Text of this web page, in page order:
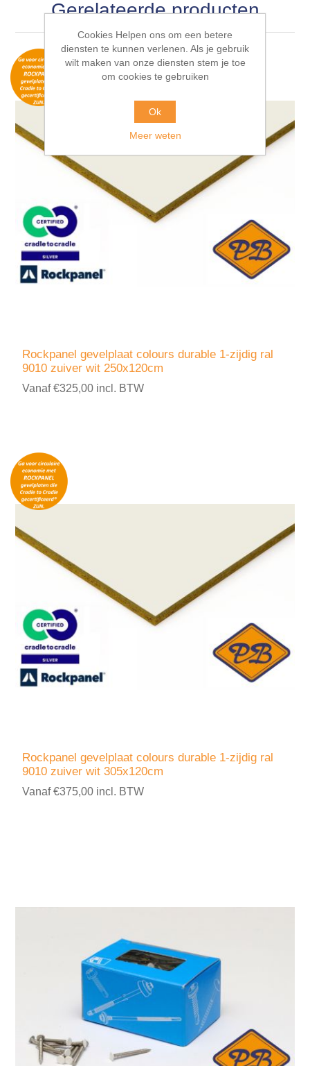
Gerelateerde producten
Rockpanel gevelplaat colours durable 1-zijdig ral
9010 zuiver wit 250x120cm
Vanaf €325,00 incl. BTW
Rockpanel gevelplaat colours durable 1-zijdig ral
9010 zuiver wit 305x120cm
Vanaf €375,00 incl. BTW
Cookies Helpen ons om een betere
diensten te kunnen verlenen. Als je gebruik
wilt maken van onze diensten stem je toe
om cookies te gebruiken
Ok
Meer weten